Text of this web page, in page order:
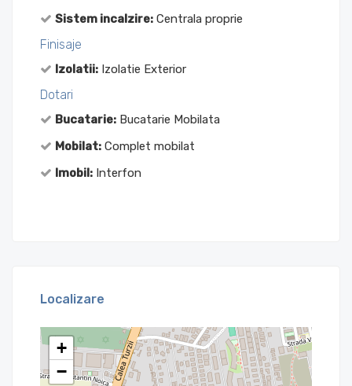
Sistem incalzire: Centrala proprie
Finisaje
Izolatii: Izolatie Exterior
Dotari
Bucatarie: Bucatarie Mobilata
Mobilat: Complet mobilat
Imobil: Interfon
Localizare
+
−